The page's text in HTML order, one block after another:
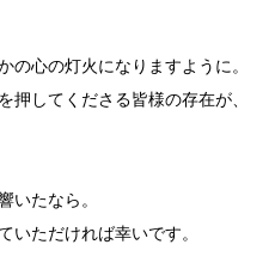
の心の灯火になりますように。
押してくださる皆様の存在が、
いたなら。
いただければ幸いです。